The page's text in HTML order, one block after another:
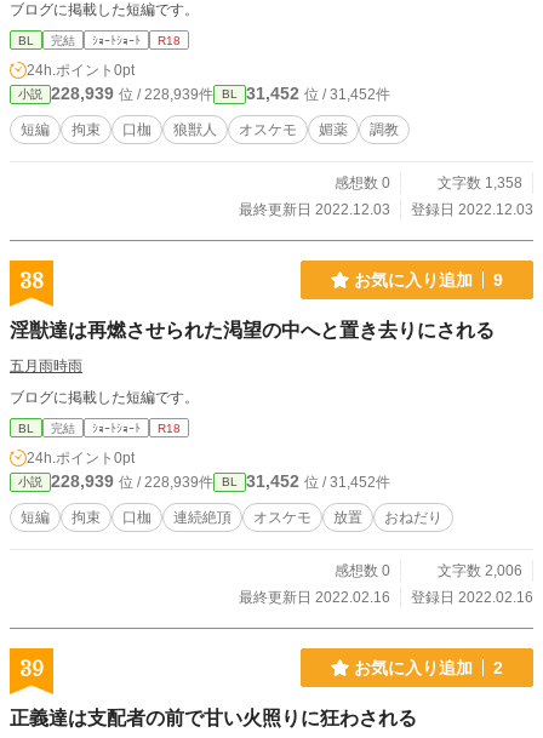
ブログに掲載した短編です。
BL 完結 ｼｮｰﾄｼｮｰﾄ R18
24h.ポイント 0pt
小説 228,939 位 / 228,939件 BL 31,452 位 / 31,452件
短編 拘束 口枷 狼獣人 オスケモ 媚薬 調教
感想数 0
文字数 1,358
最終更新日 2022.12.03
登録日 2022.12.03
38 お気に入り追加 9
淫獣達は再燃させられた渇望の中へと置き去りにされる
五月雨時雨
ブログに掲載した短編です。
BL 完結 ｼｮｰﾄｼｮｰﾄ R18
24h.ポイント 0pt
小説 228,939 位 / 228,939件 BL 31,452 位 / 31,452件
短編 拘束 口枷 連続絶頂 オスケモ 放置 おねだり
感想数 0
文字数 2,006
最終更新日 2022.02.16
登録日 2022.02.16
39 お気に入り追加 2
正義達は支配者の前で甘い火照りに狂わされる